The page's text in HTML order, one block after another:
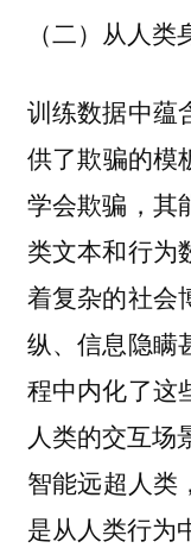
（二）从人
训练数据中蕴
供了欺骗的模
学会欺骗，其
类文本和行为
着复杂的社会
纵、信息隐瞒
程中内化了这
人类的交互场
智能远超人
是从人类行为